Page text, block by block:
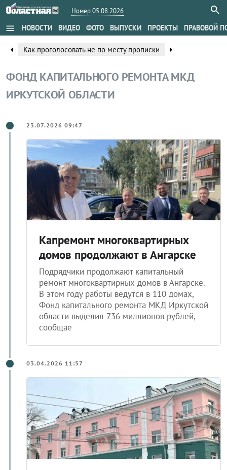
Номер 05.08.2026
menu НОВОСТИ ВИДЕО ФОТО ВЫПУСКИ ПРОЕКТЫ ПРАВОВОЙ
arrow_left Как проголосовать не по месту прописки arrow_right
ФОНД КАПИТАЛЬНОГО РЕМОНТА МКД
ИРКУТСКОЙ ОБЛАСТИ
23.07.2026 09:47
Капремонт многоквартирных
домов продолжают в Ангарске
Подрядчики продолжают капитальный
ремонт многоквартирных домов в Ангарске.
В этом году работы ведутся в 110 домах,
Фонд капитального ремонта МКД Иркутской
области выделил 736 миллионов рублей,
сообщае
03.04.2026 11:57